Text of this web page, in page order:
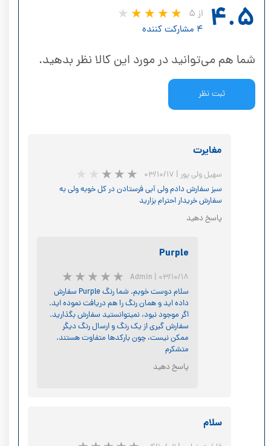
۴.۵ از ۵
★
۴ مشارکت کننده
شما هم می‌توانید در مورد این کالا نظر بدهید.
ثبت نظر
مغایرت
سهیل ولی پور | ۰۳/۱۰/۱۷
سبز سفارش دادم ولی آبی فرستادن در کل خوبه ولی به
سفارش خریدار احترام بزارید
پاسخ دهید
Purple
Admin | ۰۳/۱۰/۱۸
سلام دوست خوبم. شما رنگ Purple سفارش
داده اید و همان رنگ را هم دریافت نموده اید.
اگر موجود نبود، نمیتوانستید سفارش بگذارید.
سفارش گیری از یک رنگ و ارسال رنگ دیگر
ممکن نیست، چون بارکدها متفاوت هستند.
متشکرم
پاسخ دهید
سلام